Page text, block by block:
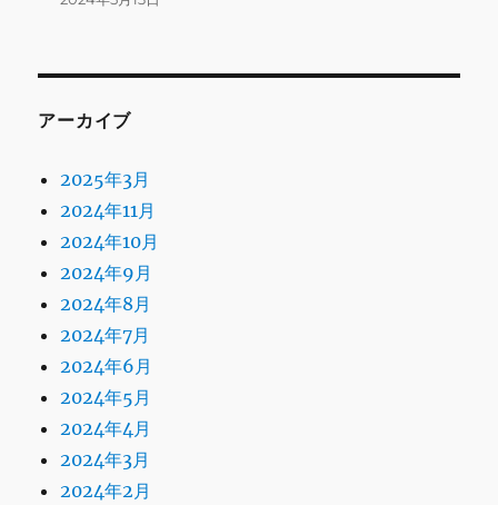
アーカイブ
2025年3月
2024年11月
2024年10月
2024年9月
2024年8月
2024年7月
2024年6月
2024年5月
2024年4月
2024年3月
2024年2月